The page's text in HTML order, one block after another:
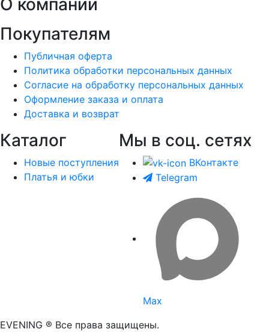
Покупателям
Публичная оферта
Политика обработки персональных данных
Согласие на обработку персональных данных
Оформление заказа и оплата
Доставка и возврат
Каталог
Новые поступления
Платья и юбки
Мы в соц. сетях
ВКонтакте
Telegram
Max
EVENING ® Все права защищены.